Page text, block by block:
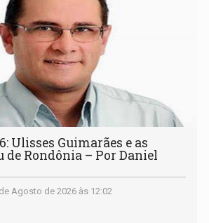
Ulisses Guimarães e as
de Rondônia – Por Daniel
Agosto de 2026 às 12:02